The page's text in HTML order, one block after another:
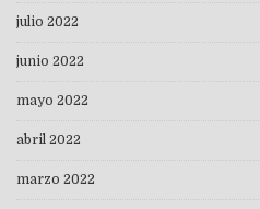
julio 2022
junio 2022
mayo 2022
abril 2022
marzo 2022